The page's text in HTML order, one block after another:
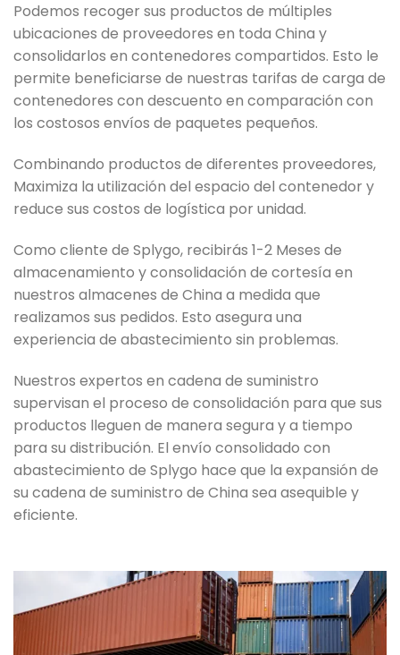
Podemos recoger sus productos de múltiples
ubicaciones de proveedores en toda China y
consolidarlos en contenedores compartidos. Esto le
permite beneficiarse de nuestras tarifas de carga de
contenedores con descuento en comparación con
los costosos envíos de paquetes pequeños.
Combinando productos de diferentes proveedores,
Maximiza la utilización del espacio del contenedor y
reduce sus costos de logística por unidad.
Como cliente de Splygo, recibirás 1-2 Meses de
almacenamiento y consolidación de cortesía en
nuestros almacenes de China a medida que
realizamos sus pedidos. Esto asegura una
experiencia de abastecimiento sin problemas.
Nuestros expertos en cadena de suministro
supervisan el proceso de consolidación para que sus
productos lleguen de manera segura y a tiempo
para su distribución. El envío consolidado con
abastecimiento de Splygo hace que la expansión de
su cadena de suministro de China sea asequible y
eficiente.